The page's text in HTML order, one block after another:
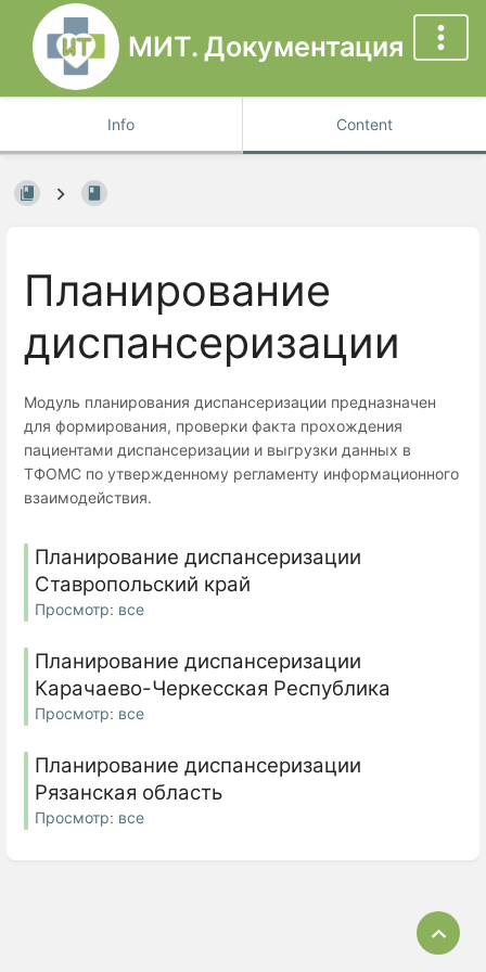
МИТ. Документация
Info Content
Планирование
диспансеризации
Модуль планирования диспансеризации предназначен
для формирования, проверки факта прохождения
пациентами диспансеризации и выгрузки данных в
ТФОМС по утвержденному регламенту информационного
взаимодействия.
Планирование диспансеризации
Ставропольский край
Просмотр: все
Планирование диспансеризации
Карачаево-Черкесская Республика
Просмотр: все
Планирование диспансеризации
Рязанская область
Просмотр: все